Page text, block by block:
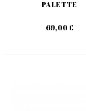
PALETTE
69,00 €